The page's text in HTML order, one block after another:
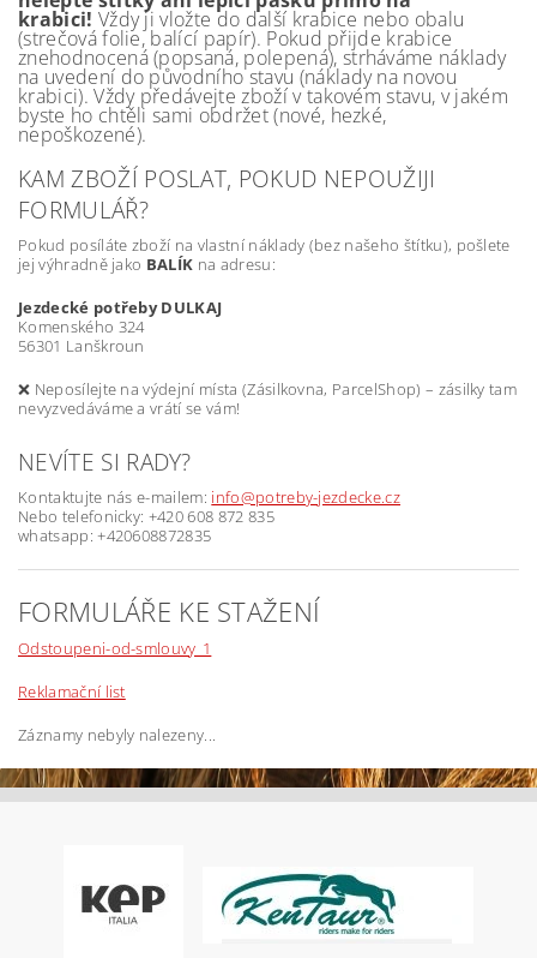
krabici! Vždy ji vložte do další krabice nebo obalu
(strečová folie, balící papír). Pokud přijde krabice
znehodnocená (popsaná, polepená), strháváme náklady
na uvedení do původního stavu (náklady na novou
krabici). Vždy předávejte zboží v takovém stavu, v jakém
byste ho chtěli sami obdržet (nové, hezké,
nepoškozené).
KAM ZBOŽÍ POSLAT, POKUD NEPOUŽIJI
FORMULÁŘ?
Pokud posíláte zboží na vlastní náklady (bez našeho štítku), pošlete
jej výhradně jako BALÍK na adresu:
Jezdecké potřeby DULKAJ
Komenského 324
56301 Lanškroun
❌ Neposílejte na výdejní místa (Zásilkovna, ParcelShop) – zásilky tam
nevyzvedáváme a vrátí se vám!
NEVÍTE SI RADY?
Kontaktujte nás e-mailem: info@potreby-jezdecke.cz
Nebo telefonicky: +420 608 872 835
whatsapp: +420608872835
FORMULÁŘE KE STAŽENÍ
Odstoupeni-od-smlouvy_1
Reklamační list
Záznamy nebyly nalezeny...